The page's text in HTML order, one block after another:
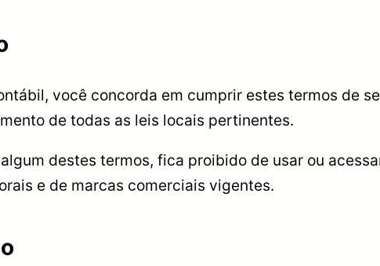
você concorda em cumprir estes termos de
de todas as leis locais pertinentes.
destes termos, fica proibido de usar ou
e de marcas comerciais vigentes.